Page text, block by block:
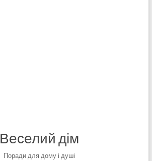
Веселий дім
Поради для дому і душі